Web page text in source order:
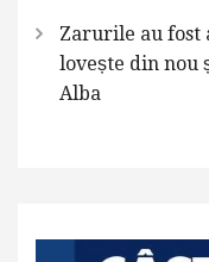
Zarurile au fost
lovește din nou
Alba